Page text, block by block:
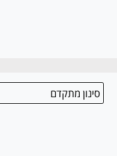
סינון מתקדם